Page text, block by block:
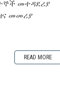
መተዳደሪያ
መመሪያ
READ MORE